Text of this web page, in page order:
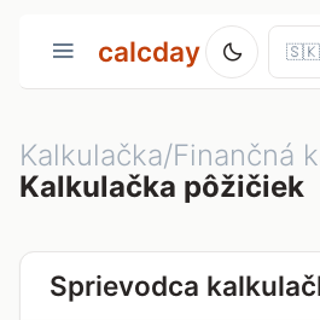
calcday
Kalkulačka/Finančná
Kalkulačka pôžičiek
Sprievodca